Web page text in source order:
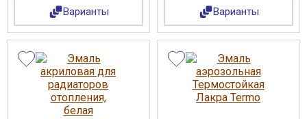
Варианты Варианты